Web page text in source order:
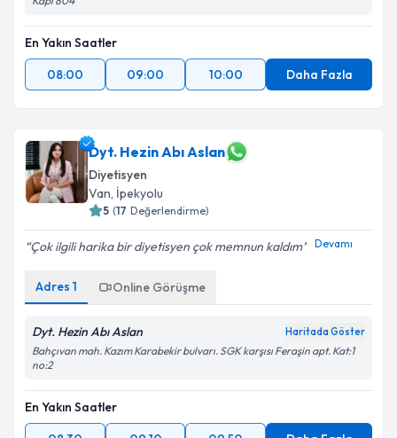
En Yakın Saatler
08:00
09:00 10:00 Daha Fazla
Dyt. Hezin Abı Aslan
Diyetisyen
Van, İpekyolu
5 (17 Değerlendirme)
Çok ilgili harika bir diyetisyen çok memnun kaldım Devamı
Adres 1 Online Görüşme
Dyt. Hezin Abı Aslan Haritada Göster
Bahçıvan mah. Kazım Karabekir bulvarı. SGK karşısı Feraşin apt. Kat:1
no:2
En Yakın Saatler